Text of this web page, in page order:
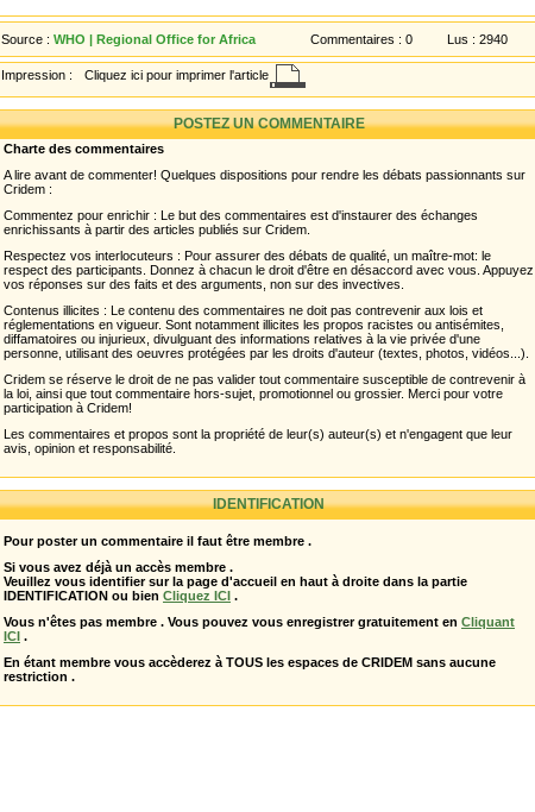
Source : WHO | Regional Office for Africa Commentaires : 0 Lus : 2940
Impression : Cliquez ici pour imprimer l'article
POSTEZ UN COMMENTAIRE
Charte des commentaires
A lire avant de commenter! Quelques dispositions pour rendre les débats passionnants sur
Cridem :
Commentez pour enrichir : Le but des commentaires est d'instaurer des échanges
enrichissants à partir des articles publiés sur Cridem.
Respectez vos interlocuteurs : Pour assurer des débats de qualité, un maître-mot: le
respect des participants. Donnez à chacun le droit d'être en désaccord avec vous. Appuyez
vos réponses sur des faits et des arguments, non sur des invectives.
Contenus illicites : Le contenu des commentaires ne doit pas contrevenir aux lois et
réglementations en vigueur. Sont notamment illicites les propos racistes ou antisémites,
diffamatoires ou injurieux, divulguant des informations relatives à la vie privée d'une
personne, utilisant des oeuvres protégées par les droits d'auteur (textes, photos, vidéos...).
Cridem se réserve le droit de ne pas valider tout commentaire susceptible de contrevenir à
la loi, ainsi que tout commentaire hors-sujet, promotionnel ou grossier. Merci pour votre
participation à Cridem!
Les commentaires et propos sont la propriété de leur(s) auteur(s) et n'engagent que leur
avis, opinion et responsabilité.
IDENTIFICATION
Pour poster un commentaire il faut être membre .
Si vous avez déjà un accès membre .
Veuillez vous identifier sur la page d'accueil en haut à droite dans la partie
IDENTIFICATION ou bien Cliquez ICI .
Vous n'êtes pas membre . Vous pouvez vous enregistrer gratuitement en Cliquant
ICI .
En étant membre vous accèderez à TOUS les espaces de CRIDEM sans aucune
restriction .